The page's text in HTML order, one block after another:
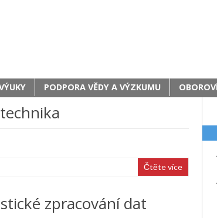
PODPORA VĚDY A VÝZKUMU
Čtěte více
zpracování dat